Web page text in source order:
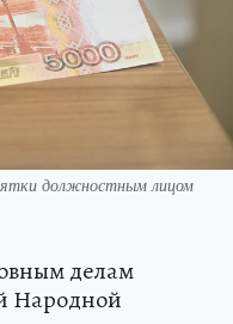
должностным лицом
делам
Народной